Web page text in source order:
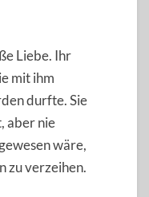
Liebe. Ihr
mit ihm
durfte. Sie
aber nie
wäre,
zu verzeihen.